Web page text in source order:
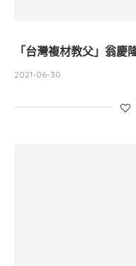
「台灣複材教父」翁
2021-06-30